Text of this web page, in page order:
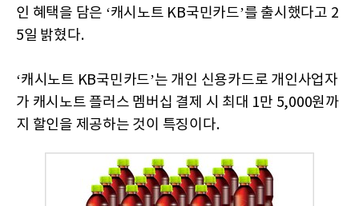
인 혜택을 담은 ‘캐시노트 KB국민카드’를 출시했다고 2
5일 밝혔다.
‘캐시노트 KB국민카드’는 개인 신용카드로 개인사업자
가 캐시노트 플러스 멤버십 결제 시 최대 1만 5,000원까
지 할인을 제공하는 것이 특징이다.